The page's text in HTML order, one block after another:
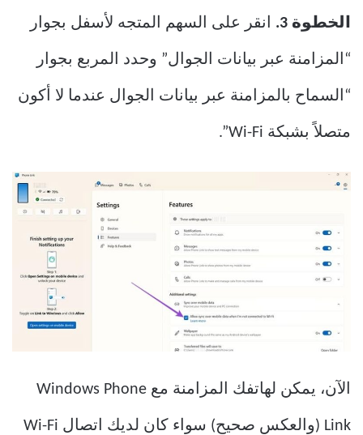
الخطوة 3. انقر على السهم المتجه لأسفل بجوار
“المزامنة عبر بيانات الجوال” وحدد المربع بجوار
“السماح بالمزامنة عبر بيانات الجوال عندما لا أكون
متصلاً بشبكة Wi-Fi”.
الآن، يمكن لهاتفك المزامنة مع Windows Phone
Link (والعكس صحيح) سواء كان لديك اتصال Wi-Fi